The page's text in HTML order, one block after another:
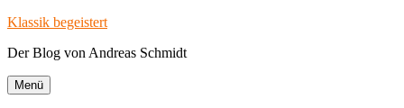
Zum
springen
Klassik begeistert
Der Blog von Andreas Schmidt
Menü